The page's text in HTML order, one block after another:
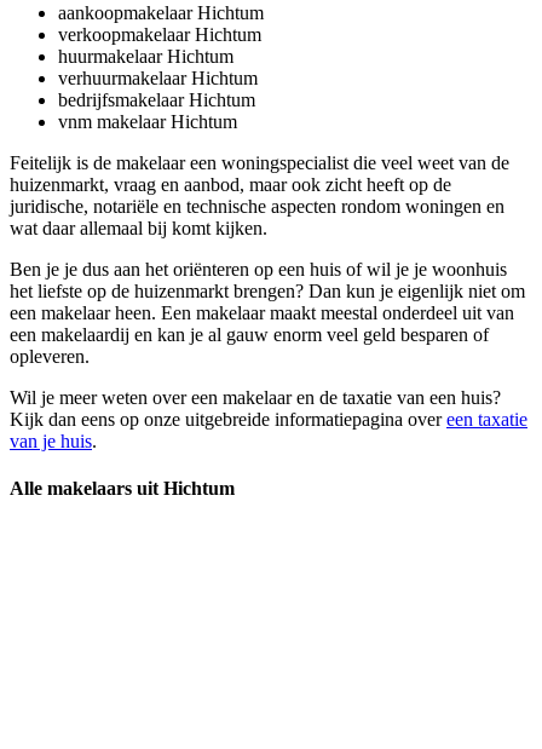
aankoopmakelaar Hichtum
verkoopmakelaar Hichtum
huurmakelaar Hichtum
verhuurmakelaar Hichtum
bedrijfsmakelaar Hichtum
vnm makelaar Hichtum
Feitelijk is de makelaar een woningspecialist die veel weet van de
huizenmarkt, vraag en aanbod, maar ook zicht heeft op de
juridische, notariële en technische aspecten rondom woningen en
wat daar allemaal bij komt kijken.
Ben je je dus aan het oriënteren op een huis of wil je je woonhuis
het liefste op de huizenmarkt brengen? Dan kun je eigenlijk niet om
een makelaar heen. Een makelaar maakt meestal onderdeel uit van
een makelaardij en kan je al gauw enorm veel geld besparen of
opleveren.
Wil je meer weten over een makelaar en de taxatie van een huis?
Kijk dan eens op onze uitgebreide informatiepagina overeen taxatie
van je huis.
Alle makelaars uit Hichtum